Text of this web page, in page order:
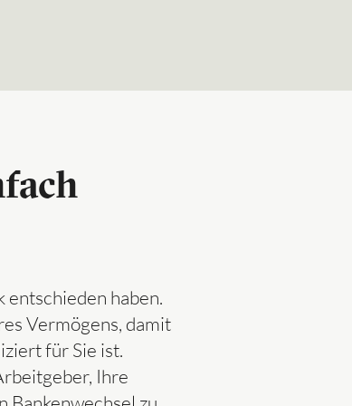
entschieden haben.
Vermögens, damit
für Sie ist.
Ihre